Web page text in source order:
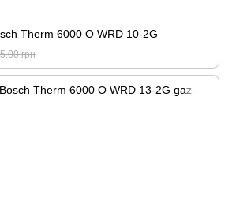
Therm 6000 O WRD 10-2G
грн